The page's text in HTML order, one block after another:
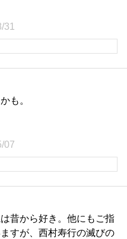
31
も。
07
昔から好き。他にもご指
すが、西村寿行の滅びの